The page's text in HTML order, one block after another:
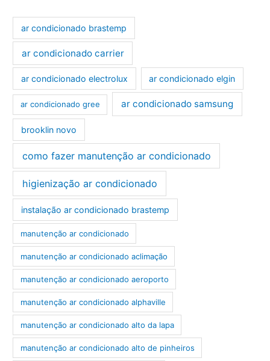
ar condicionado brastemp
ar condicionado carrier
ar condicionado electrolux ar condicionado elgin
ar condicionado gree ar condicionado samsung
brooklin novo
como fazer manutenção ar condicionado
higienização ar condicionado
instalação ar condicionado brastemp
manutenção ar condicionado
manutenção ar condicionado aclimação
manutenção ar condicionado aeroporto
manutenção ar condicionado alphaville
manutenção ar condicionado alto da lapa
manutenção ar condicionado alto de pinheiros